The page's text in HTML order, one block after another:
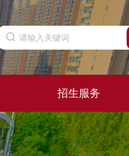
招生服务